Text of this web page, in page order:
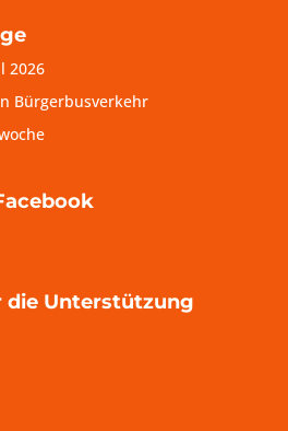
2026
Bürgerbusverkehr
die Unterstützung